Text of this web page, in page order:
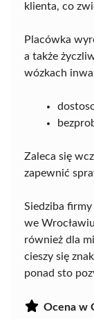
klienta, co
Placówka
a także
wózkach
Zaleca się
zapewnić
Siedziba
we
również dla
cieszy się
ponad sto
Ocena w